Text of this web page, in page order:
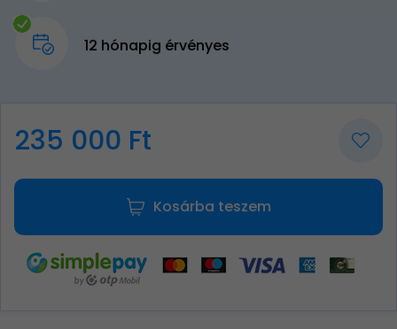
12 hónapig érvényes
235 000 Ft
Kosárba teszem